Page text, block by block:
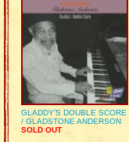
GLADDY’S DOUBLE SCORE
/ GLADSTONE ANDERSON
SOLD OUT